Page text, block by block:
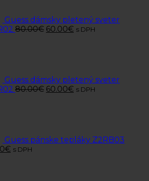
Guess dámsky pletený sveter
80.00€ 60.00€ s DPH
Guess dámsky pletený sveter
80.00€ 60.00€ s DPH
Guess pánske tepláky Z2RB03
€ s DPH